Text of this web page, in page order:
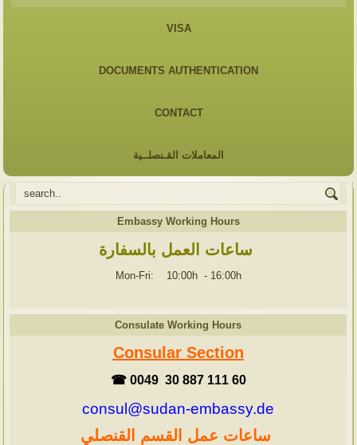
VISA
DOCUMENTS AUTHENTICATION
CONTACT
المعاملات القـنصلــية
Embassy Working Hours
ساعات العمل بالسفارة
Mon-Fri: 10:00h - 16:00h
Consulate Working Hours
Consular Section
☎ 0049 30 887 111 60
consul@sudan-embassy.de
ساعات عمل القسم القنصلي